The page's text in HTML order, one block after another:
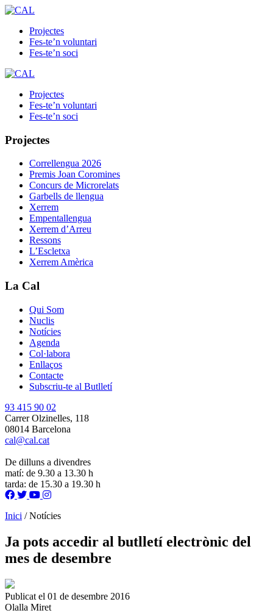
Projectes
Fes-te’n voluntari
Fes-te’n soci
Projectes
Fes-te’n voluntari
Fes-te’n soci
Projectes
Correllengua 2026
Premis Joan Coromines
Concurs de Microrelats
Garbells de llengua
Xerrem
Empentallengua
Xerrem d’Arreu
Ressons
L’Escletxa
Xerrem Amèrica
La Cal
Qui Som
Nuclis
Notícies
Agenda
Col·labora
Enllaços
Contacte
Subscriu-te al Butlletí
93 415 90 02
Carrer Olzinelles, 118
08014 Barcelona
cal@cal.cat
De dilluns a divendres
matí: de 9.30 a 13.30 h
tarda: de 15.30 a 19.30 h
Inici /Notícies
Ja pots accedir al butlletí electrònic del
mes de desembre
Publicat el 01 de desembre 2016
Olalla Miret